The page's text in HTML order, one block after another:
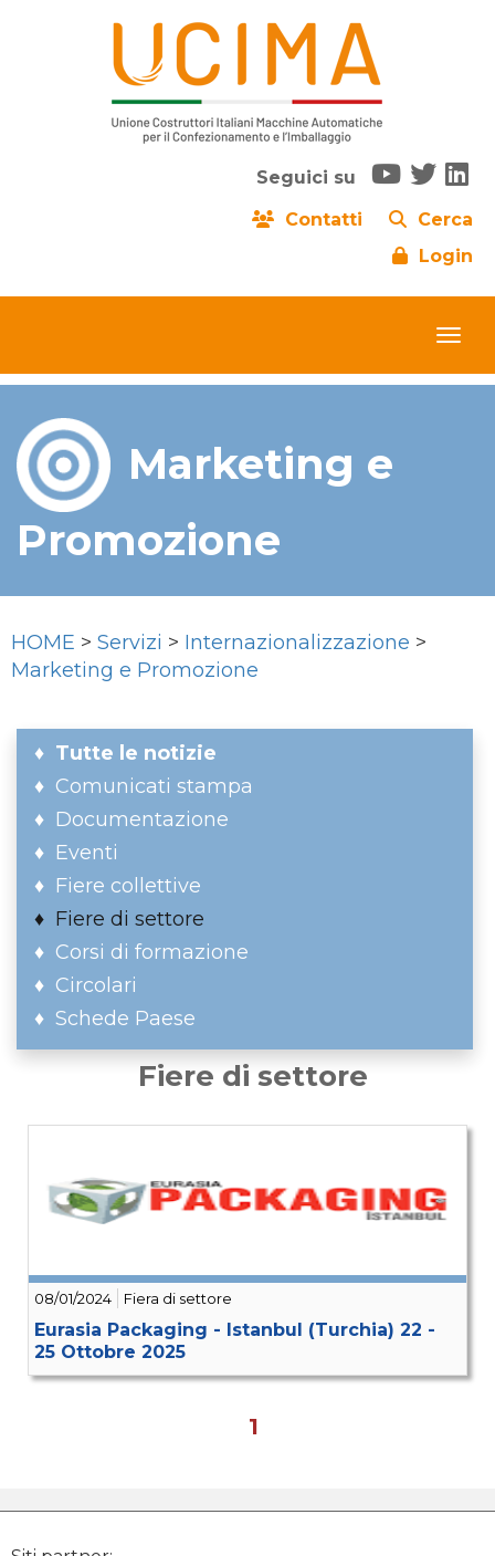
Seguici su
Contatti
Cerca
Login
Marketing e
Promozione
HOME > Servizi > Internazionalizzazione >
Marketing e Promozione
Tutte le notizie
Comunicati stampa
Documentazione
Eventi
Fiere collettive
Fiere di settore
Corsi di formazione
Circolari
Schede Paese
Fiere di settore
08/01/2024 Fiera di settore
Eurasia Packaging - Istanbul (Turchia) 22 -
25 Ottobre 2025
1